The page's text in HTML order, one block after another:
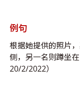
例句
根据她提供的照片
侧，另一名则蹲坐
20/2/2022）